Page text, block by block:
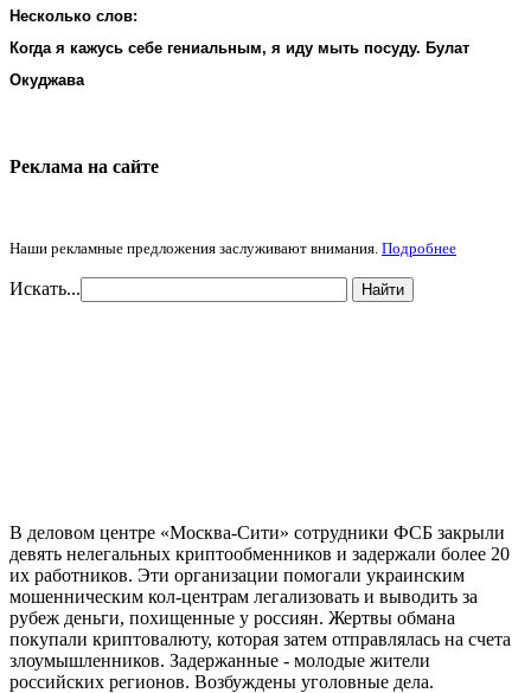
Несколько слов:
Когда я кажусь себе гениальным, я иду мыть посуду. Булат
Окуджава
Реклама на cайте
Наши рекламные предложения заслуживают внимания. Подробнее
Искать... Найти
В деловом центре «Москва-Сити» сотрудники ФСБ закрыли
девять нелегальных криптообменников и задержали более 20
их работников. Эти организации помогали украинским
мошенническим кол-центрам легализовать и выводить за
рубеж деньги, похищенные у россиян. Жертвы обмана
покупали криптовалюту, которая затем отправлялась на счета
злоумышленников. Задержанные - молодые жители
российских регионов. Возбуждены уголовные дела.